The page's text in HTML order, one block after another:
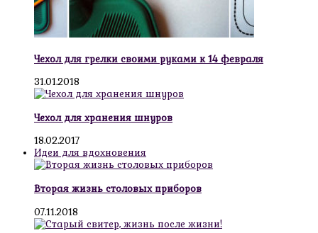
Чехол для грелки своими руками к 14 февраля
31.01.2018
Чехол для хранения шнуров
18.02.2017
Идеи для вдохновения
Вторая жизнь столовых приборов
07.11.2018